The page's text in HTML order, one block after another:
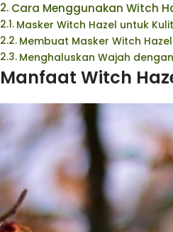
Cara Menggunakan Witch
Masker Witch Hazel untuk
Membuat Masker Witch
Menghaluskan Wajah
Manfaat Witch